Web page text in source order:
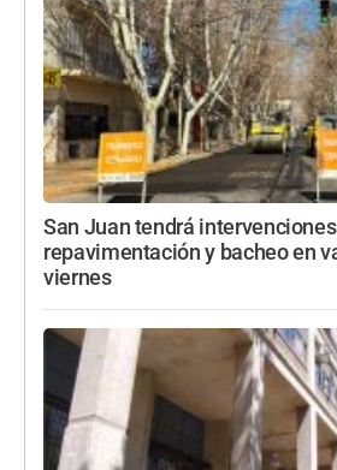
San Juan tendrá
repavimentación y bacheo en
viernes